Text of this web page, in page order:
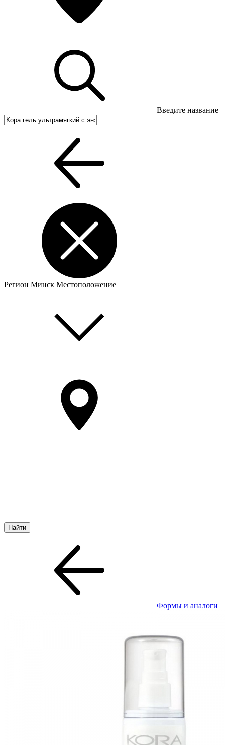
Введите название
Регион Минск Местоположение
Формы и аналоги